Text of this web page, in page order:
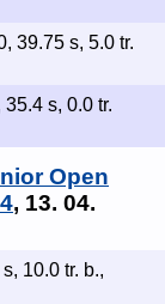
39.75 s, 5.0 tr.
35.4 s, 0.0 tr.
Open
, 13. 04.
10.0 tr. b.,